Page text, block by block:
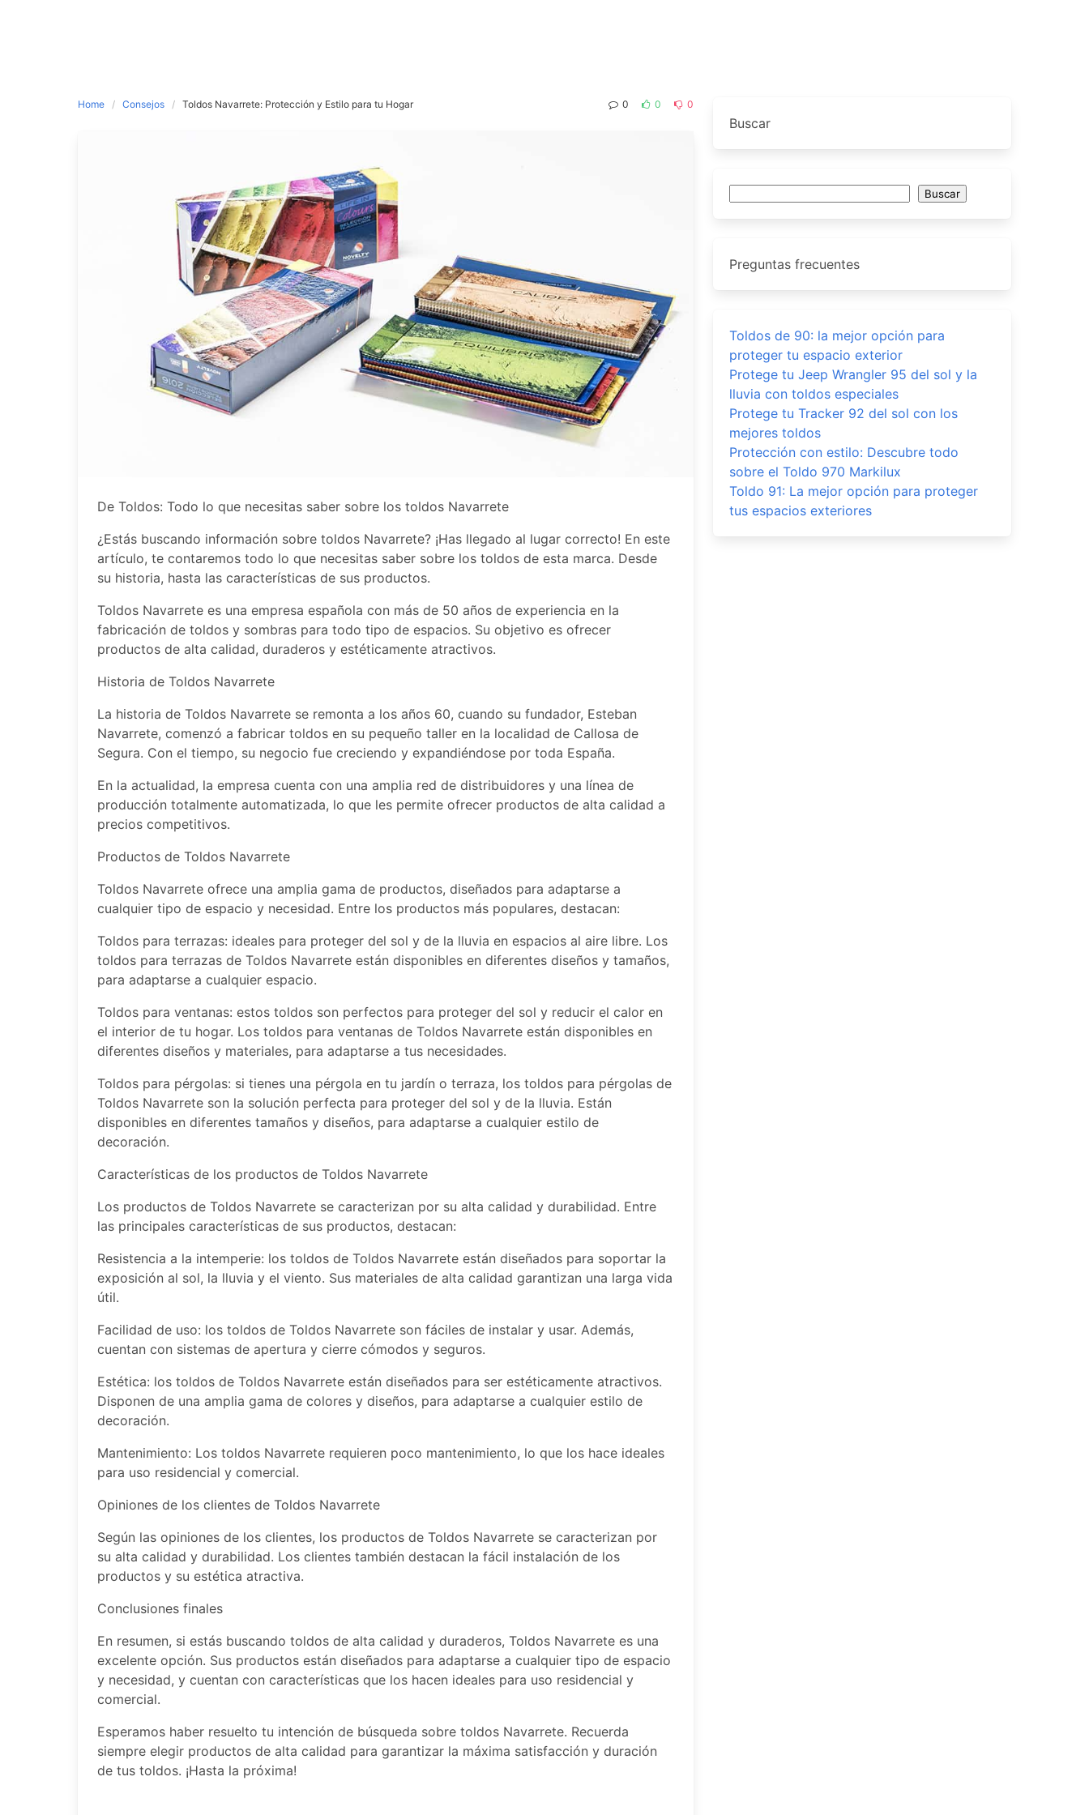
Home Consejos Toldos Navarrete: Protección y Estilo para tu Hogar 0 0 0
De Toldos: Todo lo que necesitas saber sobre los toldos Navarrete
¿Estás buscando información sobre toldos Navarrete? ¡Has llegado al lugar correcto! En este
artículo, te contaremos todo lo que necesitas saber sobre los toldos de esta marca. Desde
su historia, hasta las características de sus productos.
Toldos Navarrete es una empresa española con más de 50 años de experiencia en la
fabricación de toldos y sombras para todo tipo de espacios. Su objetivo es ofrecer
productos de alta calidad, duraderos y estéticamente atractivos.
Historia de Toldos Navarrete
La historia de Toldos Navarrete se remonta a los años 60, cuando su fundador, Esteban
Navarrete, comenzó a fabricar toldos en su pequeño taller en la localidad de Callosa de
Segura. Con el tiempo, su negocio fue creciendo y expandiéndose por toda España.
En la actualidad, la empresa cuenta con una amplia red de distribuidores y una línea de
producción totalmente automatizada, lo que les permite ofrecer productos de alta calidad a
precios competitivos.
Productos de Toldos Navarrete
Toldos Navarrete ofrece una amplia gama de productos, diseñados para adaptarse a
cualquier tipo de espacio y necesidad. Entre los productos más populares, destacan:
Toldos para terrazas: ideales para proteger del sol y de la lluvia en espacios al aire libre. Los
toldos para terrazas de Toldos Navarrete están disponibles en diferentes diseños y tamaños,
para adaptarse a cualquier espacio.
Toldos para ventanas: estos toldos son perfectos para proteger del sol y reducir el calor en
el interior de tu hogar. Los toldos para ventanas de Toldos Navarrete están disponibles en
diferentes diseños y materiales, para adaptarse a tus necesidades.
Toldos para pérgolas: si tienes una pérgola en tu jardín o terraza, los toldos para pérgolas de
Toldos Navarrete son la solución perfecta para proteger del sol y de la lluvia. Están
disponibles en diferentes tamaños y diseños, para adaptarse a cualquier estilo de
decoración.
Características de los productos de Toldos Navarrete
Los productos de Toldos Navarrete se caracterizan por su alta calidad y durabilidad. Entre
las principales características de sus productos, destacan:
Resistencia a la intemperie: los toldos de Toldos Navarrete están diseñados para soportar la
exposición al sol, la lluvia y el viento. Sus materiales de alta calidad garantizan una larga vida
útil.
Facilidad de uso: los toldos de Toldos Navarrete son fáciles de instalar y usar. Además,
cuentan con sistemas de apertura y cierre cómodos y seguros.
Estética: los toldos de Toldos Navarrete están diseñados para ser estéticamente atractivos.
Disponen de una amplia gama de colores y diseños, para adaptarse a cualquier estilo de
decoración.
Mantenimiento: Los toldos Navarrete requieren poco mantenimiento, lo que los hace ideales
para uso residencial y comercial.
Opiniones de los clientes de Toldos Navarrete
Según las opiniones de los clientes, los productos de Toldos Navarrete se caracterizan por
su alta calidad y durabilidad. Los clientes también destacan la fácil instalación de los
productos y su estética atractiva.
Conclusiones finales
En resumen, si estás buscando toldos de alta calidad y duraderos, Toldos Navarrete es una
excelente opción. Sus productos están diseñados para adaptarse a cualquier tipo de espacio
y necesidad, y cuentan con características que los hacen ideales para uso residencial y
comercial.
Esperamos haber resuelto tu intención de búsqueda sobre toldos Navarrete. Recuerda
siempre elegir productos de alta calidad para garantizar la máxima satisfacción y duración
de tus toldos. ¡Hasta la próxima!
Buscar
Buscar
Preguntas frecuentes
Toldos de 90: la mejor opción para
proteger tu espacio exterior
Protege tu Jeep Wrangler 95 del sol y la
lluvia con toldos especiales
Protege tu Tracker 92 del sol con los
mejores toldos
Protección con estilo: Descubre todo
sobre el Toldo 970 Markilux
Toldo 91: La mejor opción para proteger
tus espacios exteriores